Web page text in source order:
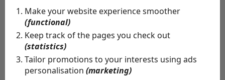
Make your website experience smoother
(functional)
Keep track of the pages you check out
(statistics)
Tailor promotions to your interests using ads
personalisation(marketing)
Churchill bij de verkiezingen in 1945 niet werd
herkozen. Heel interessant. Dat laat zien dat gewone
burgers heel goed begrijpen dat bepaalde tijden vragen
om bepaalde soorten leiderschap.’